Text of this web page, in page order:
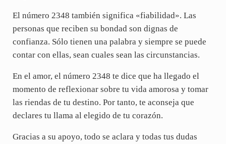
El número 2348 también significa «fiabilidad». Las
personas que reciben su bondad son dignas de
confianza. Sólo tienen una palabra y siempre se puede
contar con ellas, sean cuales sean las circunstancias.
En el amor, el número 2348 te dice que ha llegado el
momento de reflexionar sobre tu vida amorosa y tomar
las riendas de tu destino. Por tanto, te aconseja que
declares tu llama al elegido de tu corazón.
Gracias a su apoyo, todo se aclara y todas tus dudas